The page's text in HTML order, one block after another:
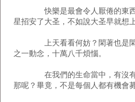
快樂是最會令人厭倦的東西
星招安了大圣，不如說大圣早就想
上天看看何妨？閑著也是閑
之一動念，十萬八千煩惱。
在我們的生命當中，有沒有
那呢？畢竟，不是每個人都有機會